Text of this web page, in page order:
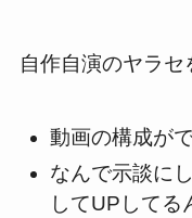
自作自演のヤラセ
動画の構成が
なんで示談に
してUPしてる